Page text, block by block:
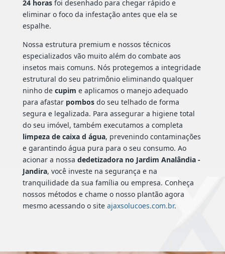
24 horasfoi desenhado para chegar rápido e
eliminar o foco da infestação antes que ela se
espalhe.
Nossa estrutura premium e nossos técnicos
especializados vão muito além do combate aos
insetos mais comuns. Nós protegemos a integridade
estrutural do seu patrimônio eliminando qualquer
ninho de cupim e aplicamos o manejo adequado
para afastar pombosdo seu telhado de forma
segura e legalizada. Para assegurar a higiene total
do seu imóvel, também executamos a completa
limpeza de caixa d água, prevenindo contaminações
e garantindo água pura para o seu consumo. Ao
acionar a nossa dedetizadora no Jardim Analândia -
Jandira, você investe na segurança e na
tranquilidade da sua família ou empresa. Conheça
nossos métodos e chame o nosso plantão agora
mesmo acessando o site ajaxsolucoes.com.br.